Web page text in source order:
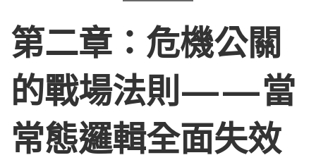
第二章：危機公關
的戰場法則——當
常態邏輯全面失效